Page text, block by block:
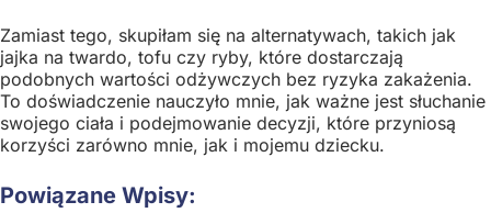
Zamiast tego, skupiłam się na alternatywach, takich jak
jajka na twardo, tofu czy ryby, które dostarczają
podobnych wartości odżywczych bez ryzyka zakażenia.
To doświadczenie nauczyło mnie, jak ważne jest słuchanie
swojego ciała i podejmowanie decyzji, które przyniosą
korzyści zarówno mnie, jak i mojemu dziecku.
Powiązane Wpisy: